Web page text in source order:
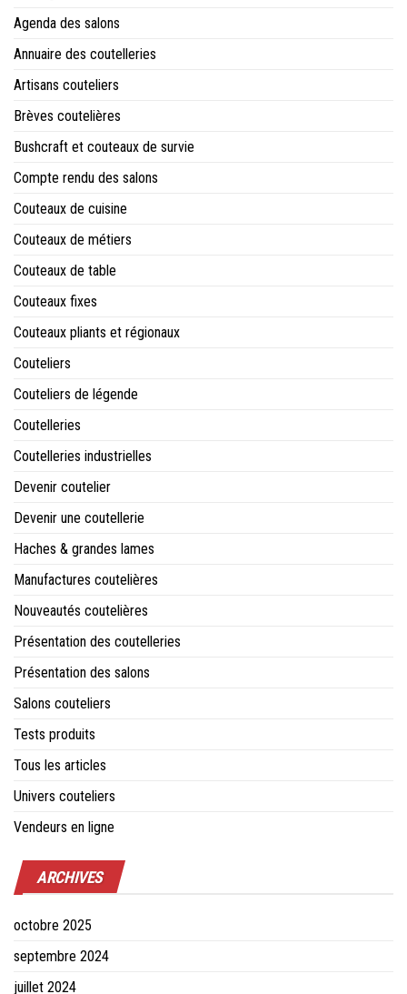
Agenda des salons
Annuaire des coutelleries
Artisans couteliers
Brèves coutelières
Bushcraft et couteaux de survie
Compte rendu des salons
Couteaux de cuisine
Couteaux de métiers
Couteaux de table
Couteaux fixes
Couteaux pliants et régionaux
Couteliers
Couteliers de légende
Coutelleries
Coutelleries industrielles
Devenir coutelier
Devenir une coutellerie
Haches & grandes lames
Manufactures coutelières
Nouveautés coutelières
Présentation des coutelleries
Présentation des salons
Salons couteliers
Tests produits
Tous les articles
Univers couteliers
Vendeurs en ligne
ARCHIVES
octobre 2025
septembre 2024
juillet 2024